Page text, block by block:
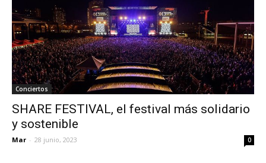
Conciertos
SHARE FESTIVAL, el festival más solidario
y sostenible
Mar - 28 junio, 2023 0